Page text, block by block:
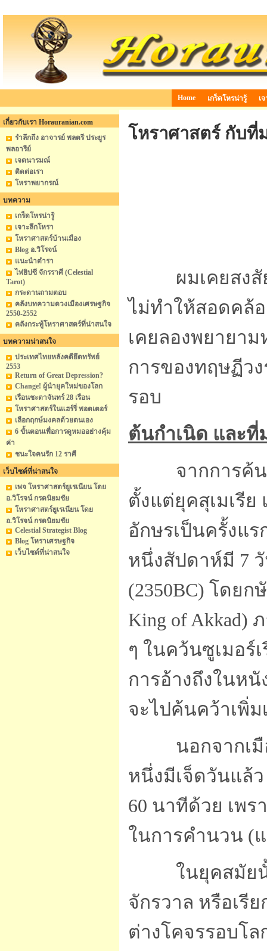
Home เกร็ดโหรน่ารู้ เ
เกี่ยวกับเรา Horauranian.com
รำลึกถึง อาจารย์ พลตรี ประยูร
พลอารีย์
เจตนารมณ์
ติดต่อเรา
โหราพยากรณ์
บทความ
เกร็ดโหรน่ารู้
เจาะลึกโหรา
โหราศาสตร์บ้านเมือง
Blog อ.วิโรจน์
แนะนำตำรา
ไพ่ยิปซี จักรราศี (Celestial
Tarot)
กระดานถามตอบ
คลังบทความดวงเมืองเศรษฐกิจ
2550-2552
คลังกระทู้โหราศาสตร์ที่น่าสนใจ
บทความน่าสนใจ
ประเทศไทยหลังคดียึดทรัพย์
2553
Return of Great Depression?
Change! ผู้นำยุคใหม่ของโลก
เรือนชะตาจันทร์ 28 เรือน
โหราศาสตร์ในแฮร์รี่ พอตเตอร์
เลือกฤกษ์มงคลด้วยตนเอง
6 ขั้นตอนเพื่อการดูหมออย่างคุ้ม
ค่า
ชนะใจคนรัก 12 ราศี
เว็บไซต์ที่น่าสนใจ
เพจ โหราศาสตร์ยูเรเนียน โดย
อ.วิโรจน์ กรดนิยมชัย
โหราศาสตร์ยูเรเนียน โดย
อ.วิโรจน์ กรดนิยมชัย
Celestial Strategist Blog
Blog โหราเศรษฐกิจ
เว็บไซต์ที่น่าสนใจ
โหราศาสตร์ กับที่
ผมเคยสงสัยม
ไม่ทำให้สอดคล้
เคยลองพยายา
การของทฤษฏีว
รอบ
ต้นกำเนิด และที่
จากการค้นค
ตั้งแต่ยุคสุเมเรี
อักษรเป็นครั้งแ
หนึ่งสัปดาห์มี 7
(2350BC) โดย
King of Akkad)
ๆ ในคว้นซูเมอร์
การอ้างถึงในห
จะไปค้นคว้าเพิ่
นอกจากเมือง
หนึ่งมีเจ็ดวันแล้
60 นาทีด้วย เพร
ในการคำนวน (
ในยุคสมัยนั้น
จักรวาล หรือเรี
ต่างโคจรรอบโ